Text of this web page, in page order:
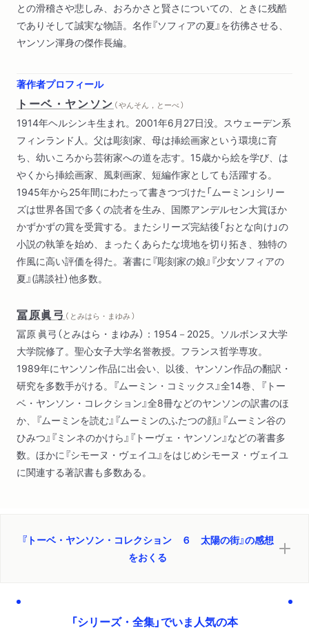
との滑稽さや悲しみ、おろかさと賢さについての、ときに残酷
でありそして誠実な物語。名作『ソフィアの夏』を彷彿させる、
ヤンソン渾身の傑作長編。
著作者プロフィール
トーベ・ヤンソン （ やんそん，とーべ ）
1914年ヘルシンキ生まれ。2001年6月27日没。スウェーデン系
フィンランド人。父は彫刻家、母は挿絵画家という環境に育
ち、幼いころから芸術家への道を志す。15歳から絵を学び、は
やくから挿絵画家、風刺画家、短編作家としても活躍する。
1945年から25年間にわたって書きつづけた「ムーミン」シリー
ズは世界各国で多くの読者を生み、国際アンデルセン大賞ほか
かずかずの賞を受賞する。またシリーズ完結後「おとな向け」の
小説の執筆を始め、まったくあらたな境地を切り拓き、独特の
作風に高い評価を得た。著書に『彫刻家の娘』『少女ソフィアの
夏』(講談社）他多数。
冨原眞弓 （ とみはら・まゆみ ）
冨原 眞弓（とみはら・まゆみ）：1954－2025。ソルボンヌ大学
大学院修了。聖心女子大学名誉教授。フランス哲学専攻。
1989年にヤンソン作品に出会い、以後、ヤンソン作品の翻訳・
研究を多数手がける。『ムーミン・コミックス』全14巻、『トー
ベ・ヤンソン・コレクション』全8冊などのヤンソンの訳書のほ
か、『ムーミンを読む』『ムーミンのふたつの顔』『ムーミン谷の
ひみつ』『ミンネのかけら』『トーヴェ・ヤンソン』などの著書多
数。ほかに『シモーヌ・ヴェイユ』をはじめシモーヌ・ヴェイユ
に関連する著訳書も多数ある。
『トーベ・ヤンソン・コレクション ６ 太陽の街』の感想
をおくる
「シリーズ・全集」でいま人気の本